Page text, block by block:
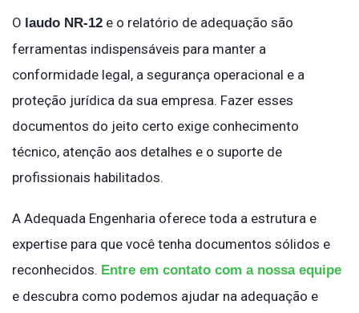
O laudo NR-12 e o relatório de adequação são
ferramentas indispensáveis para manter a
conformidade legal, a segurança operacional e a
proteção jurídica da sua empresa. Fazer esses
documentos do jeito certo exige conhecimento
técnico, atenção aos detalhes e o suporte de
profissionais habilitados.
A Adequada Engenharia oferece toda a estrutura e
expertise para que você tenha documentos sólidos e
reconhecidos. Entre em contato com a nossa equipe
e descubra como podemos ajudar na adequação e